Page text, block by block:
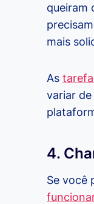
queiram
mais
As
variar
4.
Se você